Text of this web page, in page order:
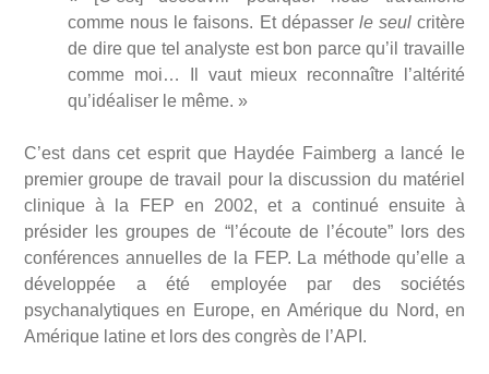
comme nous le faisons. Et dépasser le seulcritère
de dire que tel analyste est bon parce qu’il travaille
comme moi… Il vaut mieux reconnaître l’altérité
qu’idéaliser le même. »
C’est dans cet esprit que Haydée Faimberg a lancé le
premier groupe de travail pour la discussion du matériel
clinique à la FEP en 2002, et a continué ensuite à
présider les groupes de “l’écoute de l’écoute” lors des
conférences annuelles de la FEP. La méthode qu’elle a
développée a été employée par des sociétés
psychanalytiques en Europe, en Amérique du Nord, en
Amérique latine et lors des congrès de l’API.